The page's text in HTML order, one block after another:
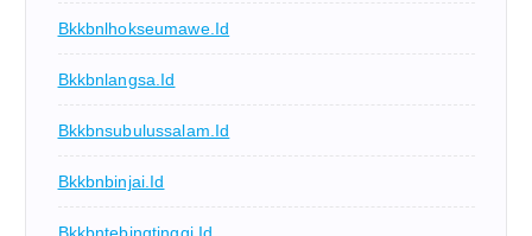
Bkkbnlhokseumawe.id
Bkkbnlangsa.id
Bkkbnsubulussalam.id
Bkkbnbinjai.id
Bkkbntebingtinggi.id